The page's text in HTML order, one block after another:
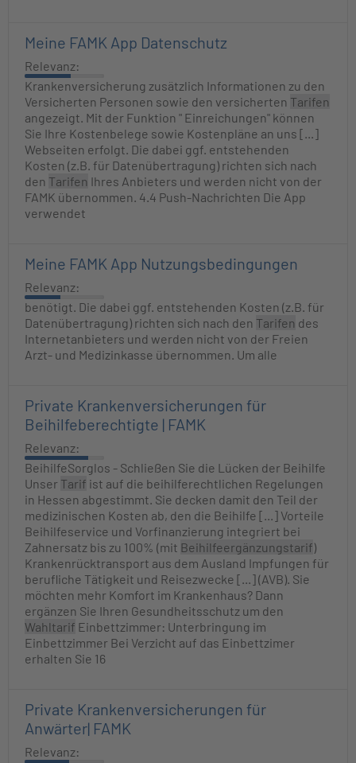
Meine FAMK App Datenschutz
Relevanz:
Krankenversicherung zusätzlich Informationen zu den
Versicherten Personen sowie den versicherten Tarifen
angezeigt. Mit der Funktion " Einreichungen" können
Sie Ihre Kostenbelege sowie Kostenpläne an uns [...]
Webseiten erfolgt. Die dabei ggf. entstehenden
Kosten (z.B. für Datenübertragung) richten sich nach
den Tarifen Ihres Anbieters und werden nicht von der
FAMK übernommen. 4.4 Push-Nachrichten Die App
verwendet
Meine FAMK App Nutzungsbedingungen
Relevanz:
benötigt. Die dabei ggf. entstehenden Kosten (z.B. für
Datenübertragung) richten sich nach den Tarifen des
Internetanbieters und werden nicht von der Freien
Arzt- und Medizinkasse übernommen. Um alle
Private Krankenversicherungen für
Beihilfeberechtigte | FAMK
Relevanz:
BeihilfeSorglos - Schließen Sie die Lücken der Beihilfe
Unser Tarif ist auf die beihilferechtlichen Regelungen
in Hessen abgestimmt. Sie decken damit den Teil der
medizinischen Kosten ab, den die Beihilfe [...] Vorteile
Beihilfeservice und Vorfinanzierung integriert bei
Zahnersatz bis zu 100% (mit Beihilfeergänzungstarif)
Krankenrücktransport aus dem Ausland​ ​Impfungen für
berufliche Tätigkeit und Reisezwecke​ [...] (AVB). Sie
möchten mehr Komfort im Krankenhaus? Dann
ergänzen Sie Ihren Gesundheitsschutz um den
Wahltarif Einbettzimmer: Unterbringung im
Einbettzimmer Bei Verzicht auf das Einbettzimer
erhalten Sie 16
Private Krankenversicherungen für
Anwärter| FAMK
Relevanz: